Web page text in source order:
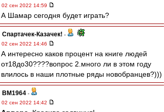
02 сен 2022 14:59
А Шамар сегодня будет играть?
Спартачек-Казачек! -
02 сен 2022 14:46
А интересно каков процент на книге людей
от18до30????вопрос 2.много ли в этом году
влилось в наши плотные ряды новобранцев?)))
BM1964 -
02 сен 2022 14:42